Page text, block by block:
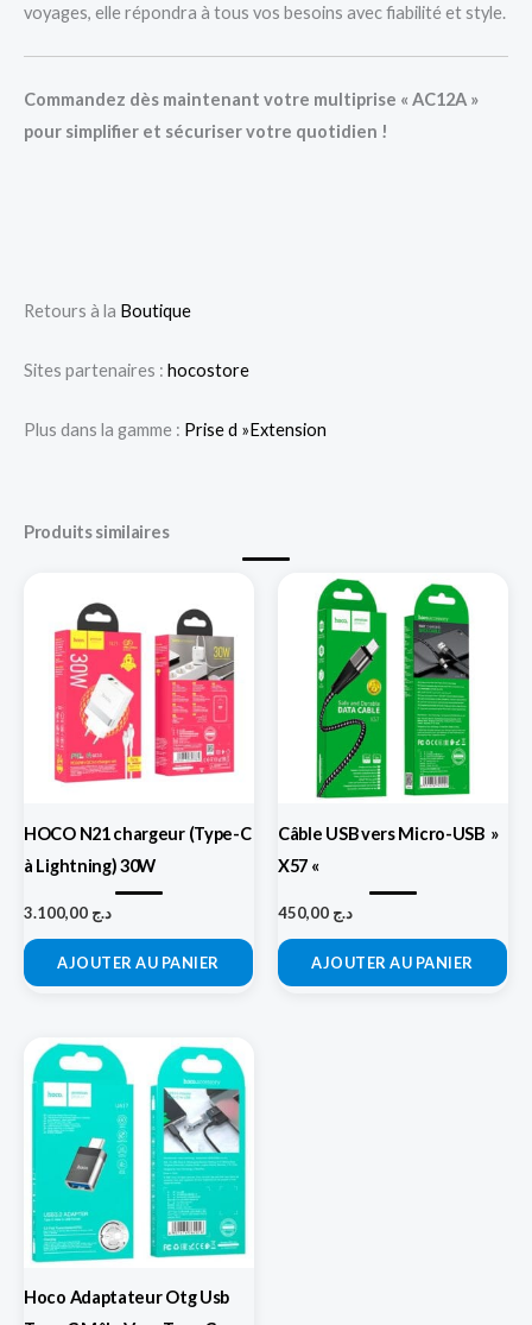
voyages, elle répondra à tous vos besoins avec fiabilité et style.
Commandez dès maintenant votre multiprise « AC12A »
pour simplifier et sécuriser votre quotidien !
Retours à la Boutique
Sites partenaires : hocostore
Plus dans la gamme : Prise d »Extension
Produits similaires
HOCO N21 chargeur (Type-C
à Lightning) 30W
د.ج
AJOUTER AU PANIER
Câble USB vers Micro-USB »
X57 «
د.ج
AJOUTER AU PANIER
Hoco Adaptateur Otg Usb